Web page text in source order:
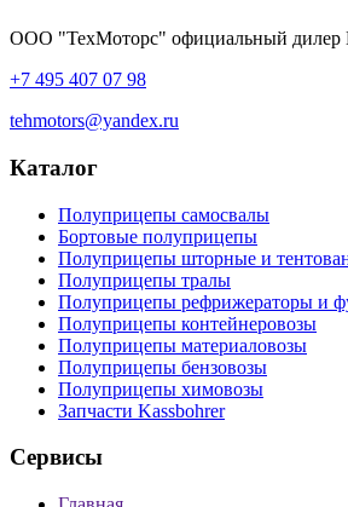
ООО "ТехМоторс" официальный дилер
+7 495 407 07 98
tehmotors@yandex.ru
Каталог
Полуприцепы самосвалы
Бортовые полуприцепы
Полуприцепы шторные и
Полуприцепы тралы
Полуприцепы рефрижераторы и
Полуприцепы контейнеровозы
Полуприцепы материаловозы
Полуприцепы бензовозы
Полуприцепы химовозы
Запчасти Kassbohrer
Сервисы